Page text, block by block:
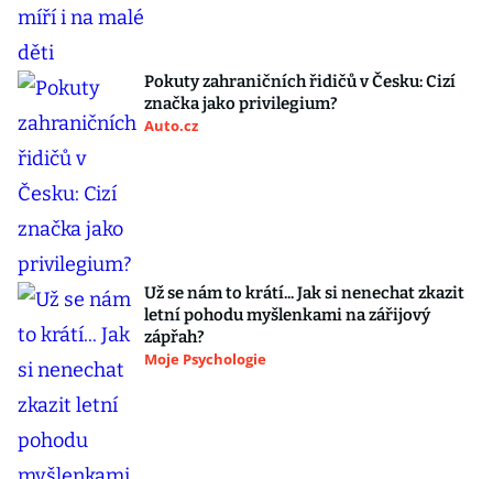
Pokuty zahraničních řidičů v Česku: Cizí
značka jako privilegium?
Auto.cz
Už se nám to krátí... Jak si nenechat zkazit
letní pohodu myšlenkami na zářijový
zápřah?
Moje Psychologie